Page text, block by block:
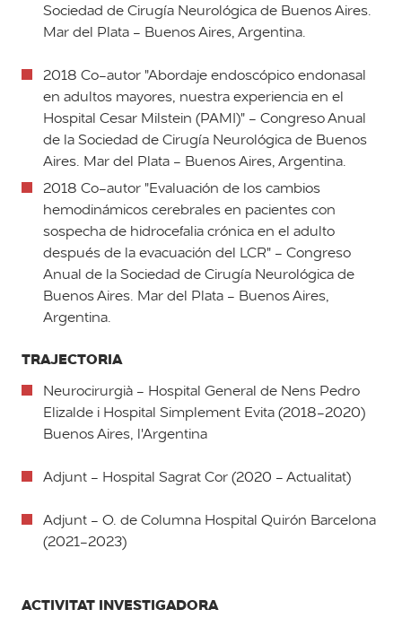
Sociedad de Cirugía Neurológica de Buenos Aires.
Mar del Plata - Buenos Aires, Argentina.
2018 Co-autor "Abordaje endoscópico endonasal
en adultos mayores, nuestra experiencia en el
Hospital Cesar Milstein (PAMI)" - Congreso Anual
de la Sociedad de Cirugía Neurológica de Buenos
Aires. Mar del Plata - Buenos Aires, Argentina.
2018 Co-autor "Evaluación de los cambios
hemodinámicos cerebrales en pacientes con
sospecha de hidrocefalia crónica en el adulto
después de la evacuación del LCR" - Congreso
Anual de la Sociedad de Cirugía Neurológica de
Buenos Aires. Mar del Plata - Buenos Aires,
Argentina.
TRAJECTORIA
Neurocirurgià - Hospital General de Nens Pedro
Elizalde i Hospital Simplement Evita (2018-2020)
Buenos Aires, l'Argentina
Adjunt - Hospital Sagrat Cor (2020 - Actualitat)
Adjunt - O. de Columna Hospital Quirón Barcelona
(2021-2023)
ACTIVITAT INVESTIGADORA